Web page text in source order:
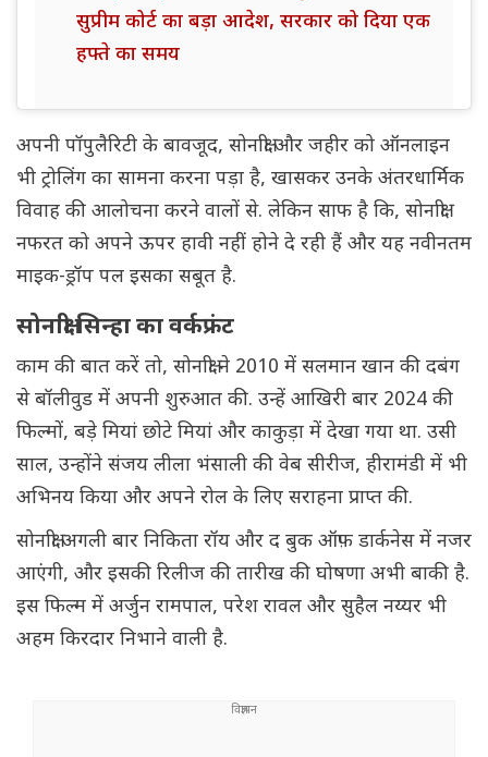
सुप्रीम कोर्ट का बड़ा आदेश, सरकार को दिया एक
हफ्ते का समय
अपनी पॉपुलैरिटी के बावजूद, सोनाक्षी और जहीर को ऑनलाइन
भी ट्रोलिंग का सामना करना पड़ा है, खासकर उनके अंतरधार्मिक
विवाह की आलोचना करने वालों से. लेकिन साफ है कि, सोनाक्षी
नफरत को अपने ऊपर हावी नहीं होने दे रही हैं और यह नवीनतम
माइक-ड्रॉप पल इसका सबूत है.
सोनाक्षी सिन्हा का वर्कफ्रंट
काम की बात करें तो, सोनाक्षी ने 2010 में सलमान खान की दबंग
से बॉलीवुड में अपनी शुरुआत की. उन्हें आखिरी बार 2024 की
फिल्मों, बड़े मियां छोटे मियां और काकुड़ा में देखा गया था. उसी
साल, उन्होंने संजय लीला भंसाली की वेब सीरीज, हीरामंडी में भी
अभिनय किया और अपने रोल के लिए सराहना प्राप्त की.
सोनाक्षी अगली बार निकिता रॉय और द बुक ऑफ़ डार्कनेस में नजर
आएंगी, और इसकी रिलीज की तारीख की घोषणा अभी बाकी है.
इस फिल्म में अर्जुन रामपाल, परेश रावल और सुहैल नय्यर भी
अहम किरदार निभाने वाली है.